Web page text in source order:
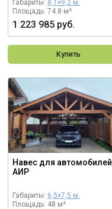
Габариты: 8,1×9,2 м.
Площадь: 74.8 м²
1 223 985 руб.
Купить
Навес для автомобилей
АИР
Габариты: 6,5×7,5 м.
Площадь: 48 м²